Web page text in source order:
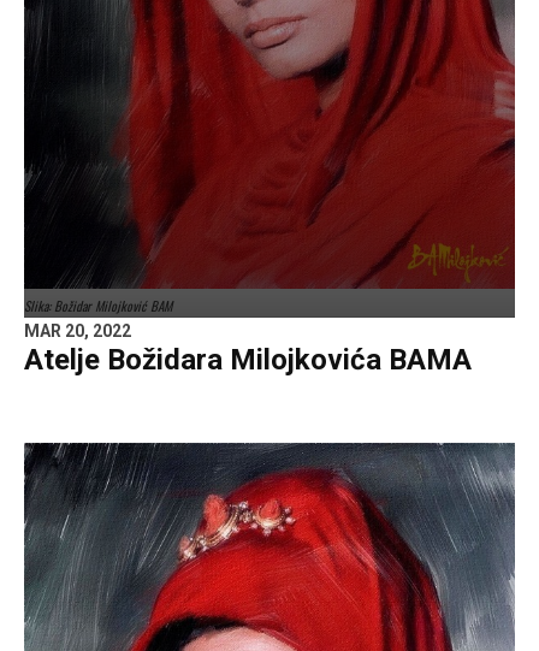
Slika: Božidar Milojković BAM
MAR 20, 2022
Atelje Božidara Milojkovića BAMA